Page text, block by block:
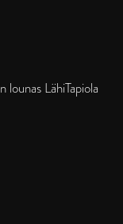
LähiTapiola